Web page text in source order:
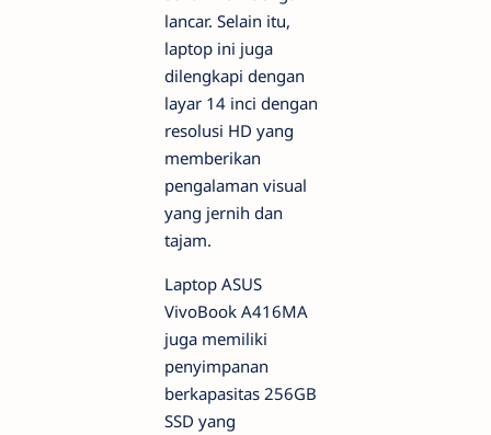
lancar. Selain itu,
laptop ini juga
dilengkapi dengan
layar 14 inci dengan
resolusi HD yang
memberikan
pengalaman visual
yang jernih dan
tajam.
Laptop ASUS
VivoBook A416MA
juga memiliki
penyimpanan
berkapasitas 256GB
SSD yang